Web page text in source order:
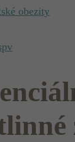
obezity